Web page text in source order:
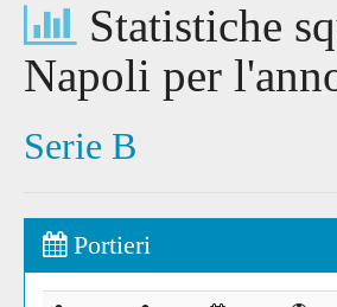
Statistiche
Napoli per
Serie B
Portieri